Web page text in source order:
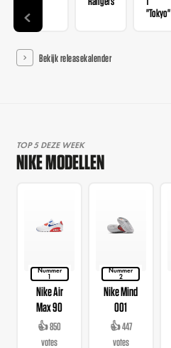
"Tokyo"
Bekijk releasekalender
TOP 5 DEZE WEEK
NIKE MODELLEN
Nummer
1
Nike Air
Max 90
👍 850
votes
Nummer
2
Nike Mind
001
👍 447
votes